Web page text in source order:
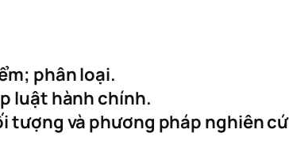
phân loại.
luật hành chính.
tượng và phương pháp nghiên